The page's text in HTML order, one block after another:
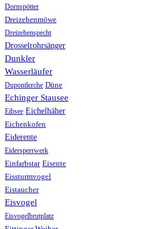
Dornspötter
Dreizehenmöwe
Dreizehenspecht
Drosselrohrsänger
Dunkler
Wasserläufer
Dupontlerche Düne
Echinger Stausee
Eibsee Eichelhäher
Eichenkofen
Eiderente
Eidersperrwerk
Einfarbstar Eisente
Eissturmvogel
Eistaucher
Eisvogel
Eisvogelbrutplatz